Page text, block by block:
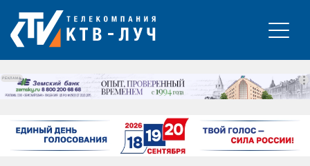
РЕКЛАМА